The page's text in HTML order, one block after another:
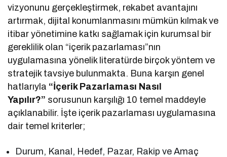
vizyonunu gerçekleştirmek, rekabet avantajını
artırmak, dijital konumlanmasını mümkün kılmak ve
itibar yönetimine katkı sağlamak için kurumsal bir
gereklilik olan “içerik pazarlaması”nın
uygulamasına yönelik literatürde birçok yöntem ve
stratejik tavsiye bulunmakta. Buna karşın genel
hatlarıyla “İçerik Pazarlaması Nasıl
Yapılır?” sorusunun karşılığı 10 temel maddeyle
açıklanabilir. İşte içerik pazarlaması uygulamasına
dair temel kriterler;
Durum, Kanal, Hedef, Pazar, Rakip ve Amaç